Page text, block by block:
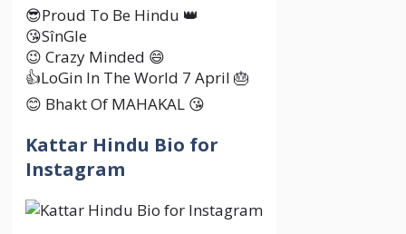
😎Proud To Be Hindu 👑
😘SînGle
😉 Crazy Minded 😄
👍LoGin In The World 7 April 🎂
😊 Bhakt Of MAHAKAL 😘
Kattar Hindu Bio for
Instagram